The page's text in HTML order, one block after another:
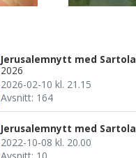
Jerusalemnytt med Sartola
2026
2026-02-10 kl. 21.15
Avsnitt: 164
Jerusalemnytt med Sartola
2022-10-08 kl. 20.00